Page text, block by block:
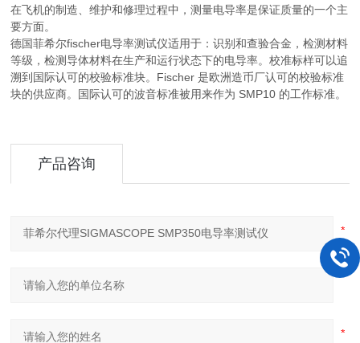
在飞机的制造、维护和修理过程中，测量电导率是保证质量的一个主
要方面。
德国菲希尔fischer电导率测试仪适用于：识别和查验合金，检测材料
等级，检测导体材料在生产和运行状态下的电导率。校准标样可以追
溯到国际认可的校验标准块。Fischer 是欧洲造币厂认可的校验标准
块的供应商。国际认可的波音标准被用来作为 SMP10 的工作标准。
产品咨询